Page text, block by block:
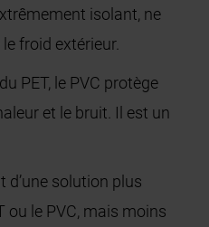
isolant, ne
froid extérieur.
PET, le PVC protège
et le bruit. Il est un
d’une solution plus
ou le PVC, mais moins